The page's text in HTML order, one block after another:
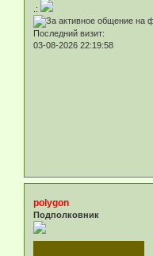
.:
Последний визит:
03-08-2026 22:19:58
polygon
Подполковник